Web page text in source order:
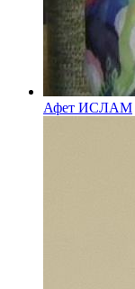
Афет ИСЛАМ